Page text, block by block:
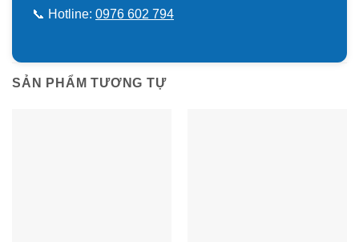
📞 Hotline: 0976 602 794
SẢN PHẨM TƯƠNG TỰ